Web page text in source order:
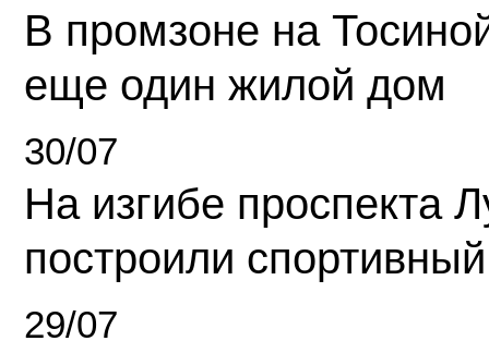
В промзоне на
еще один жилой дом
30/07
На изгибе проспекта
построили
29/07